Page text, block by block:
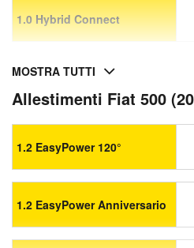
1.0 Hybrid Connect
MOSTRA TUTTI
Allestimenti Fiat 500
1.2 EasyPower 120°
1.2 EasyPower Anniversario